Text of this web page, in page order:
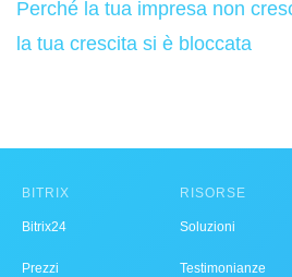
Perché la tua impresa non
la tua crescita si è bloccata
BITRIX
Bitrix24
Prezzi
RISORSE
Soluzioni
Testimonianze